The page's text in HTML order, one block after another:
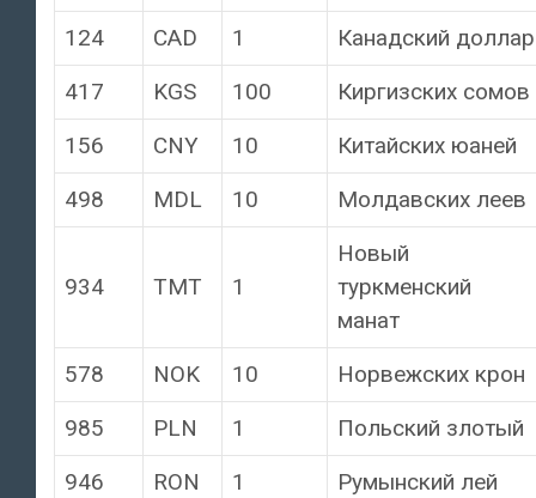
124
CAD 1
Канадский доллар
417
KGS 100
Киргизских сомов
156
CNY 10
Китайских юаней
498
MDL 10 Молдавских леев
934 TMT 1
Новый
туркменский
манат
578
NOK 10
Норвежских крон
985
PLN 1
Польский злотый
946
RON 1 Румынский лей